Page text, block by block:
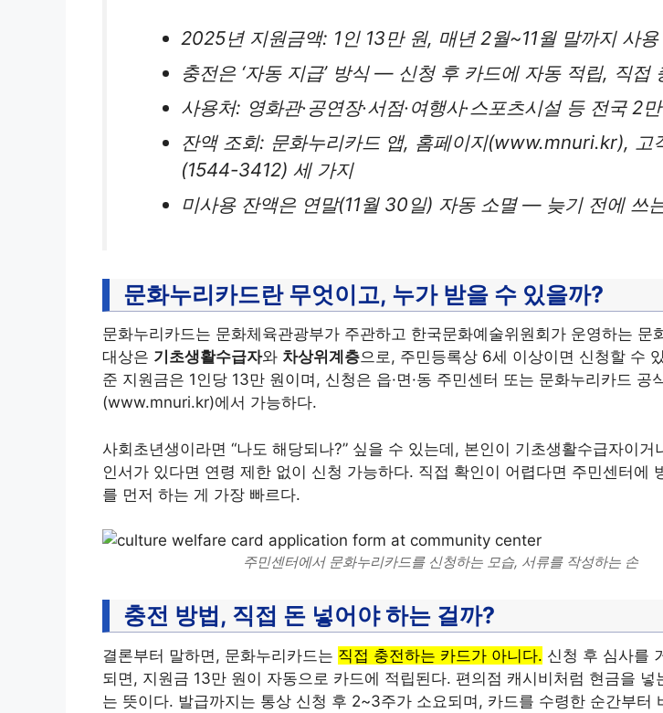
2025년 지원금액: 1인 13만 원, 매년 2월~11월 말까지 사
충전은 ‘자동 지급’ 방식 — 신청 후 카드에 자동 적립, 직접
사용처: 영화관·공연장·서점·여행사·스포츠시설 등 전국 2
잔액 조회: 문화누리카드 앱, 홈페이지(www.mnuri.kr), 고
(1544-3412) 세 가지
미사용 잔액은 연말(11월 30일) 자동 소멸 — 늦기 전에 쓰
문화누리카드란 무엇이고, 누가 받을 수 있을까?
문화누리카드는 문화체육관광부가 주관하고 한국문화예술위원회가 운영하는 문
대상은 기초생활수급자와 차상위계층으로, 주민등록상 6세 이상이면 신청할 수
준 지원금은 1인당 13만 원이며, 신청은 읍·면·동 주민센터 또는 문화누리카드 공
(www.mnuri.kr)에서 가능하다.
사회초년생이라면 “나도 해당되나?” 싶을 수 있는데, 본인이 기초생활수급자이거
인서가 있다면 연령 제한 없이 신청 가능하다. 직접 확인이 어렵다면 주민센터에
를 먼저 하는 게 가장 빠르다.
주민센터에서 문화누리카드를 신청하는 모습, 서류를 작성하는 손
충전 방법, 직접 돈 넣어야 하는 걸까?
결론부터 말하면, 문화누리카드는 직접 충전하는 카드가 아니다. 신청 후 심사를
되면, 지원금 13만 원이 자동으로 카드에 적립된다. 편의점 캐시비처럼 현금을 넣
는 뜻이다. 발급까지는 통상 신청 후 2~3주가 소요되며, 카드를 수령한 순간부터